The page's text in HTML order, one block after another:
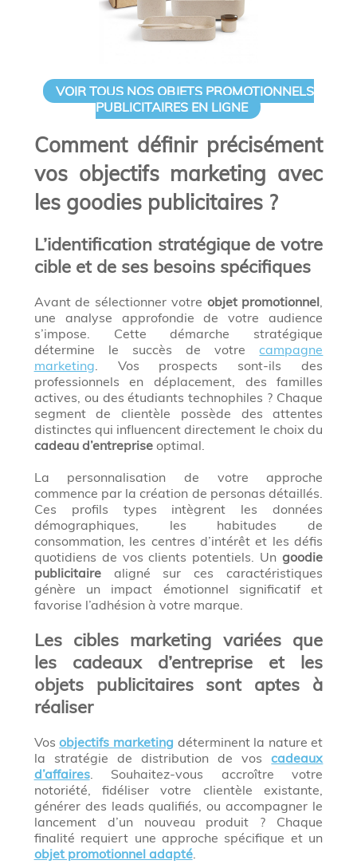
VOIR TOUS NOS OBJETS PROMOTIONNELS
PUBLICITAIRES EN LIGNE
Comment définir précisément
vos objectifs marketing avec
les goodies publicitaires ?
L’identification stratégique de votre
cible et de ses besoins spécifiques
Avant de sélectionner votre objet promotionnel,
une analyse approfondie de votre audience
s’impose. Cette démarche stratégique
détermine le succès de votrecampagne
marketing. Vos prospects sont-ils des
professionnels en déplacement, des familles
actives, ou des étudiants technophiles ? Chaque
segment de clientèle possède des attentes
distinctes qui influencent directement le choix du
cadeau d’entrepriseoptimal.
La personnalisation de votre approche
commence par la création de personas détaillés.
Ces profils types intègrent les données
démographiques, les habitudes de
consommation, les centres d’intérêt et les défis
quotidiens de vos clients potentiels. Ungoodie
publicitairealigné sur ces caractéristiques
génère un impact émotionnel significatif et
favorise l’adhésion à votre marque.
Les cibles marketing variées que
les cadeaux d’entreprise et les
objets publicitaires sont aptes à
réaliser
Vosobjectifs marketing déterminent la nature et
la stratégie de distribution de voscadeaux
d’affaires. Souhaitez-vous accroître votre
notoriété, fidéliser votre clientèle existante,
générer des leads qualifiés, ou accompagner le
lancement d’un nouveau produit ? Chaque
finalité requiert une approche spécifique et un
objet promotionnel adapté.